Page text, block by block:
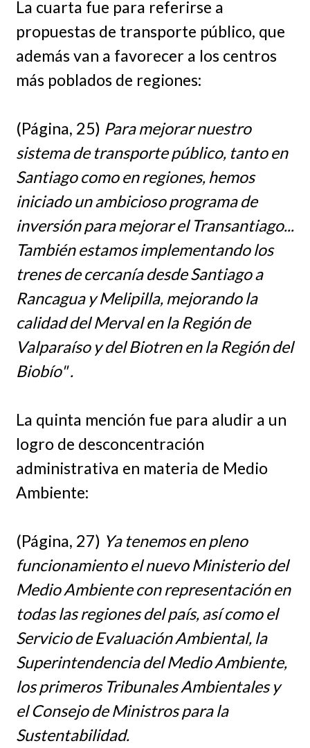
La cuarta fue para referirse a
propuestas de transporte público, que
además van a favorecer a los centros
más poblados de regiones:
(Página, 25) Para mejorar nuestro
sistema de transporte público, tanto en
Santiago como en regiones, hemos
iniciado un ambicioso programa de
inversión para mejorar el Transantiago...
También estamos implementando los
trenes de cercanía desde Santiago a
Rancagua y Melipilla, mejorando la
calidad del Merval en la Región de
Valparaíso y del Biotren en la Región del
Biobío" .
La quinta mención fue para aludir a un
logro de desconcentración
administrativa en materia de Medio
Ambiente:
(Página, 27) Ya tenemos en pleno
funcionamiento el nuevo Ministerio del
Medio Ambiente con representación en
todas las regiones del país, así como el
Servicio de Evaluación Ambiental, la
Superintendencia del Medio Ambiente,
los primeros Tribunales Ambientales y
el Consejo de Ministros para la
Sustentabilidad.